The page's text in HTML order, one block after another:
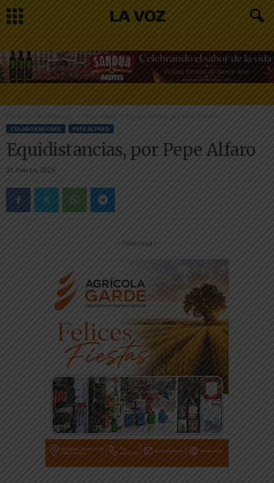
Inicio Colaboradores Pepe Alfaro Equidistancias, por Pepe Alfaro
COLABORADORES PEPE ALFARO
Equidistancias, por Pepe Alfaro
31 marzo, 2026
-- Publicidad --